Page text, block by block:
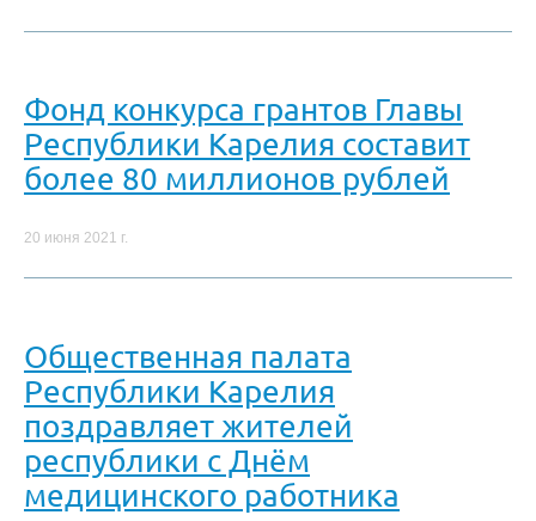
Фонд конкурса грантов Главы
Республики Карелия составит
более 80 миллионов рублей
20 июня 2021 г.
Общественная палата
Республики Карелия
поздравляет жителей
республики с Днём
медицинского работника